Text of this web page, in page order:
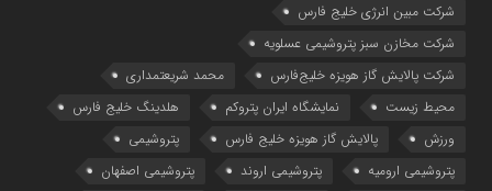
شرکت مبین انرژی خلیج فارس
شرکت مخازن سبز پتروشیمی عسلویه
شرکت پالایش گاز هویزه خلیج‌فارس
محمد شریعتمداری
محیط زیست
نمایشگاه ایران پتروکم
هلدینگ خلیج فارس
ورزش
پالایش گاز هویزه خلیج فارس
پتروشیمی
پتروشیمی ارومیه
پتروشیمی اروند
پتروشیمی اصفهان